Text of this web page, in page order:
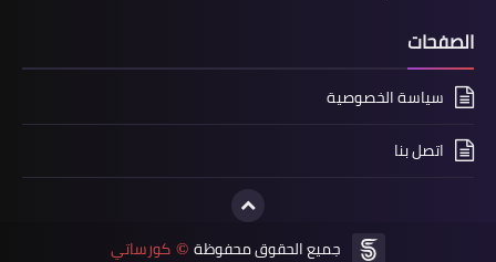
الصفحات
سياسة الخصوصية
اتصل بنا
جميع الحقوق محفوظة © كورساتي